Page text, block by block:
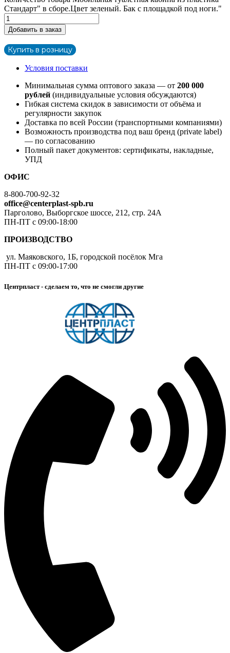
Стандарт" в сборе.Цвет зеленый. Бак с площадкой под ноги."
Добавить в заказ
Купить в розницу
Условия поставки
Минимальная сумма оптового заказа — от 200 000
рублей (индивидуальные условия обсуждаются)
Гибкая система скидок в зависимости от объёма и
регулярности закупок
Доставка по всей России (транспортными компаниями)
Возможность производства под ваш бренд (private label)
— по согласованию
Полный пакет документов: сертификаты, накладные,
УПД
ОФИС
8-800-700-92-32
office@centerplast-spb.ru
Парголово, Выборгское шоссе, 212, стр. 24А
ПН-ПТ с 09:00-18:00
ПРОИЗВОДСТВО
ул. Маяковского, 1Б, городской посёлок Мга
ПН-ПТ с 09:00-17:00
Центрпласт - сделаем то, что не смогли другие